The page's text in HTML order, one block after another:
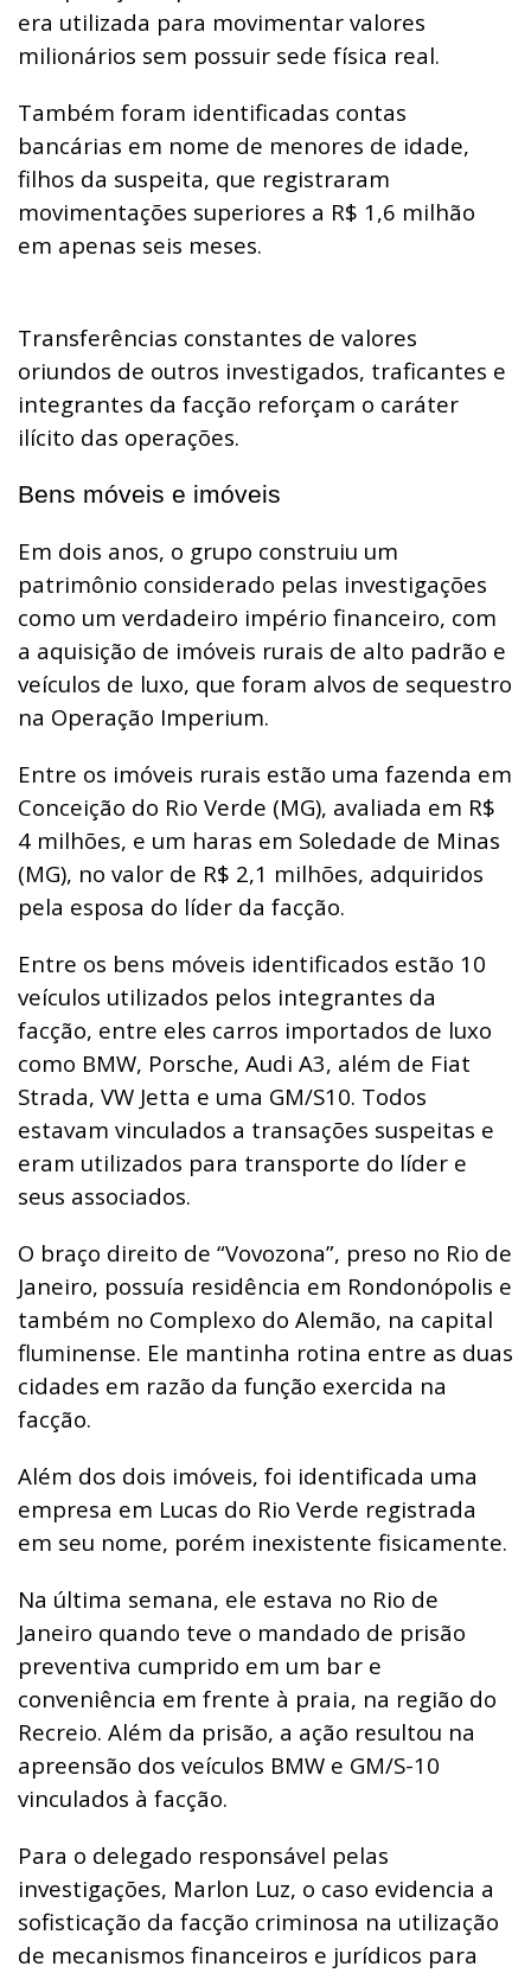
era utilizada para movimentar valores
milionários sem possuir sede física real.
Também foram identificadas contas
bancárias em nome de menores de idade,
filhos da suspeita, que registraram
movimentações superiores a R$ 1,6 milhão
em apenas seis meses.
Transferências constantes de valores
oriundos de outros investigados, traficantes e
integrantes da facção reforçam o caráter
ilícito das operações.
Bens móveis e imóveis
Em dois anos, o grupo construiu um
patrimônio considerado pelas investigações
como um verdadeiro império financeiro, com
a aquisição de imóveis rurais de alto padrão e
veículos de luxo, que foram alvos de sequestro
na Operação Imperium.
Entre os imóveis rurais estão uma fazenda em
Conceição do Rio Verde (MG), avaliada em R$
4 milhões, e um haras em Soledade de Minas
(MG), no valor de R$ 2,1 milhões, adquiridos
pela esposa do líder da facção.
Entre os bens móveis identificados estão 10
veículos utilizados pelos integrantes da
facção, entre eles carros importados de luxo
como BMW, Porsche, Audi A3, além de Fiat
Strada, VW Jetta e uma GM/S10. Todos
estavam vinculados a transações suspeitas e
eram utilizados para transporte do líder e
seus associados.
O braço direito de “Vovozona”, preso no Rio de
Janeiro, possuía residência em Rondonópolis e
também no Complexo do Alemão, na capital
fluminense. Ele mantinha rotina entre as duas
cidades em razão da função exercida na
facção.
Além dos dois imóveis, foi identificada uma
empresa em Lucas do Rio Verde registrada
em seu nome, porém inexistente fisicamente.
Na última semana, ele estava no Rio de
Janeiro quando teve o mandado de prisão
preventiva cumprido em um bar e
conveniência em frente à praia, na região do
Recreio. Além da prisão, a ação resultou na
apreensão dos veículos BMW e GM/S-10
vinculados à facção.
Para o delegado responsável pelas
investigações, Marlon Luz, o caso evidencia a
sofisticação da facção criminosa na utilização
de mecanismos financeiros e jurídicos para